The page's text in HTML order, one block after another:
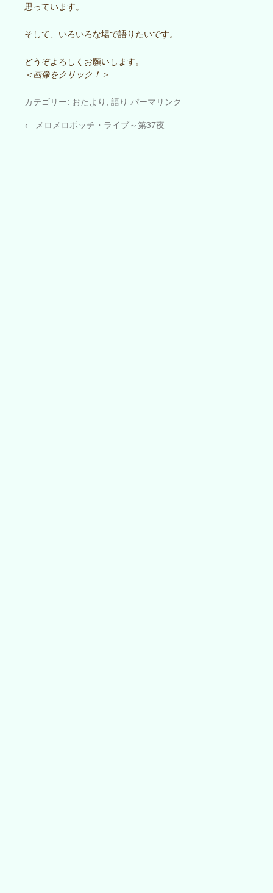
思っています。
そして、いろいろな場で語りたいです。
どうぞよろしくお願いします。
＜画像をクリック！＞
カテゴリー: おたより, 語り パーマリンク
← メロメロポッチ・ライブ～第37夜